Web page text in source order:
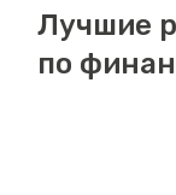
Лучшие
по